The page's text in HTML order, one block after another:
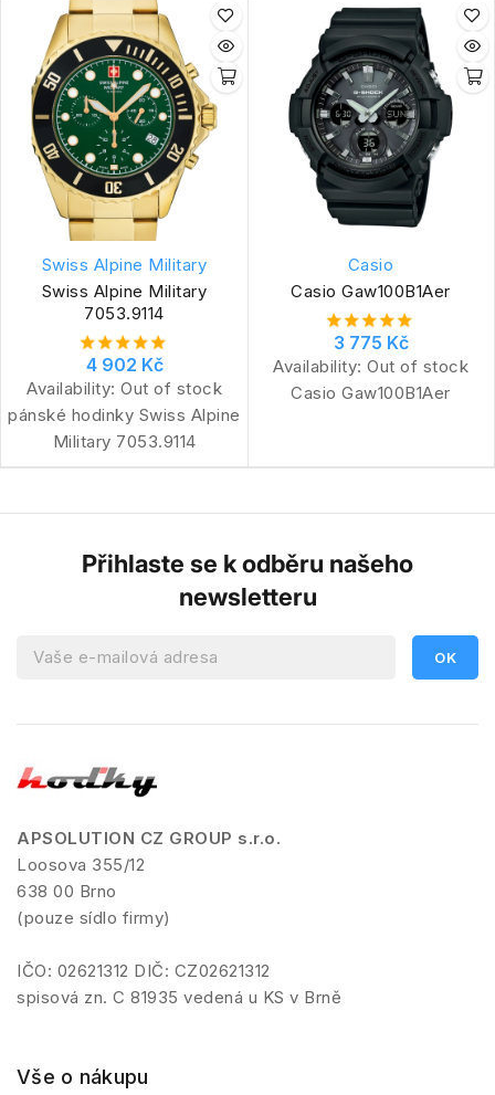
Swiss Alpine Military
Swiss Alpine Military
7053.9114
4 902 Kč
Availability: Out of stock
pánské hodinky Swiss Alpine
Military 7053.9114
Casio
Casio Gaw100B1Aer
3 775 Kč
Availability: Out of stock
Casio Gaw100B1Aer
Přihlaste se k odběru našeho
newsletteru
APSOLUTION CZ GROUP s.r.o.
Loosova 355/12
638 00 Brno
(pouze sídlo firmy)
IČO: 02621312 DIČ: CZ02621312
spisová zn. C 81935 vedená u KS v Brně
Vše o nákupu